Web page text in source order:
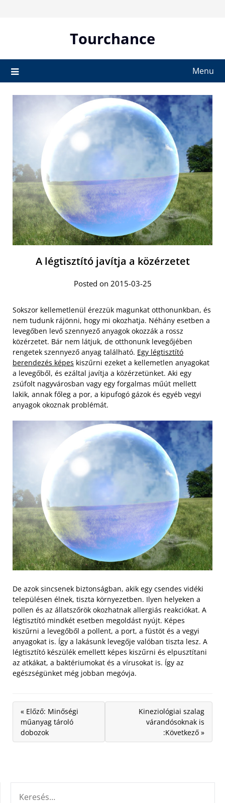
Tourchance
Menu
A légtisztító javítja a közérzetet
Posted on 2015-03-25
Sokszor kellemetlenül érezzük magunkat otthonunkban, és
nem tudunk rájönni, hogy mi okozhatja. Néhány esetben a
levegőben levő szennyező anyagok okozzák a rossz
közérzetet. Bár nem látjuk, de otthonunk levegőjében
rengetek szennyező anyag található. Egy légtisztító
berendezés képes kiszűrni ezeket a kellemetlen anyagokat
a levegőből, és ezáltal javítja a közérzetünket. Aki egy
zsúfolt nagyvárosban vagy egy forgalmas műút mellett
lakik, annak főleg a por, a kipufogó gázok és egyéb vegyi
anyagok okoznak problémát.
De azok sincsenek biztonságban, akik egy csendes vidéki
településen élnek, tiszta környezetben. Ilyen helyeken a
pollen és az állatszőrök okozhatnak allergiás reakciókat. A
légtisztító mindkét esetben megoldást nyújt. Képes
kiszűrni a levegőből a pollent, a port, a füstöt és a vegyi
anyagokat is. Így a lakásunk levegője valóban tiszta lesz. A
légtisztító készülék emellett képes kiszűrni és elpusztítani
az atkákat, a baktériumokat és a vírusokat is. Így az
egészségünket még jobban megóvja.
« Előző: Minőségi
műanyag tároló
dobozok
Kineziológiai szalag
várandósoknak is
:Következő »